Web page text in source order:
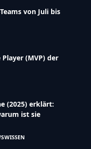
von Juli bis
(MVP) der
(2025) erklärt:
ist sie
WISSEN